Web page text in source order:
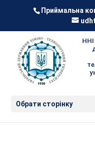
Приймальна
ННІ
Обрати сторінку